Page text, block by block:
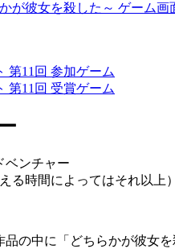
第11回 参加ゲーム
第11回 受賞ゲーム
ンチャー
る時間によってはそれ以上）
の中に「どちらかが彼女